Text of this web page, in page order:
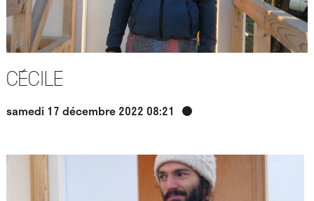
Cécile
samedi 17 décembre 2022 08:21